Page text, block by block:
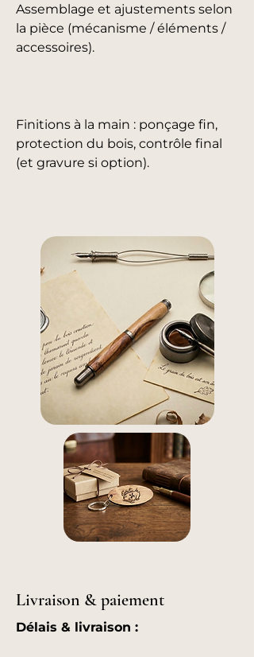
Assemblage et ajustements selon
la pièce (mécanisme / éléments /
accessoires).
Finitions à la main : ponçage fin,
protection du bois, contrôle final
(et gravure si option).
Livraison & paiement
Délais & livraison :